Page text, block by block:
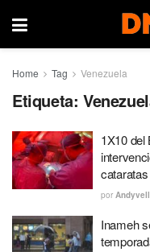
Home Tag Venezuela
Etiqueta:
1X10 del
por
Inameh